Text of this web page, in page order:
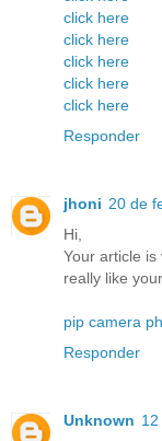
click here
click here
click here
click here
click here
Responder
jhoni 20 de
Hi,
Your article
really like
pip camera
Responder
Unknown